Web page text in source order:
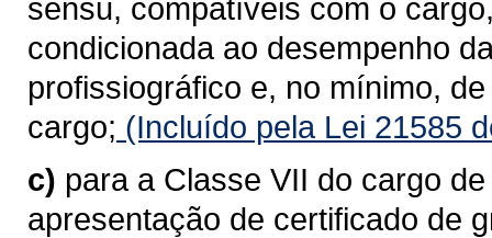
sensu, compatíveis com o
condicionada ao desempenho
profissiográfico e, no mínimo,
cargo; (Incluído pela Lei 21585
c) para a Classe VII do cargo
apresentação de certificado de